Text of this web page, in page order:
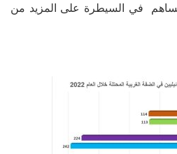
يساهم في السيطرة على المزيد من